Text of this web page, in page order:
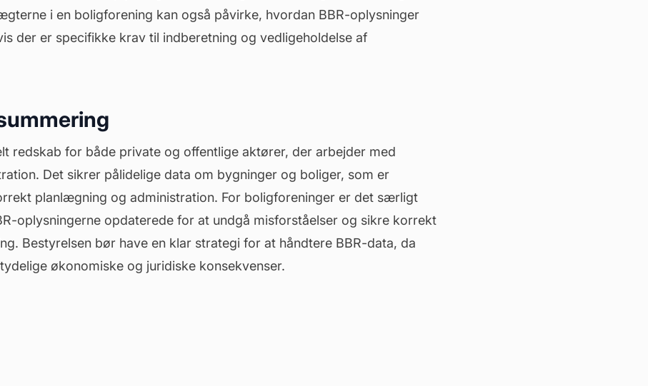
i en boligforening kan også påvirke, hvordan BBR-oplysninger
der er specifikke krav til indberetning og vedligeholdelse af
redskab for både private og offentlige aktører, der arbejder med
Det sikrer pålidelige data om bygninger og boliger, som er
planlægning og administration. For boligforeninger er det særligt
oplysningerne opdaterede for at undgå misforståelser og sikre korrekt
Bestyrelsen bør have en klar strategi for at håndtere BBR-data, da
økonomiske og juridiske konsekvenser.